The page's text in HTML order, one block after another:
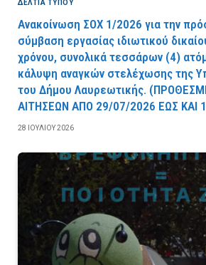
ΔΕΛΤΙΑ ΤΥΠΟΥ
Ανακοίνωση ΣΟΧ 1/2026 για την
σύμβαση εργασίας ιδιωτικού
χρόνου, συνολικά τεσσάρων (4)
κάλυψη αναγκών στελέχωσης της
του Δήμου Λαυρεωτικής.
AITHΣEΩN AΠO 29/07/2026 EΩΣ KAI
28 ΙΟΥΛΊΟΥ 2026